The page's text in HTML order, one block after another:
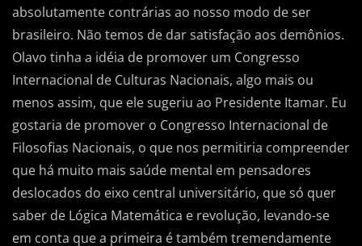
absolutamente contrárias ao nosso modo de ser
brasileiro. Não temos de dar satisfação aos demônios.
Olavo tinha a idéia de promover um Congresso
Internacional de Culturas Nacionais, algo mais ou
menos assim, que ele sugeriu ao Presidente Itamar. Eu
gostaria de promover o Congresso Internacional de
Filosofias Nacionais, o que nos permitiria compreender
que há muito mais saúde mental em pensadores
deslocados do eixo central universitário, que só quer
saber de Lógica Matemática e revolução, levando-se
em conta que a primeira é também tremendamente